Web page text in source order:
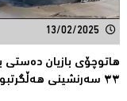
13/02/2025
٣٣ سەرنشینی هەڵگرتبوو